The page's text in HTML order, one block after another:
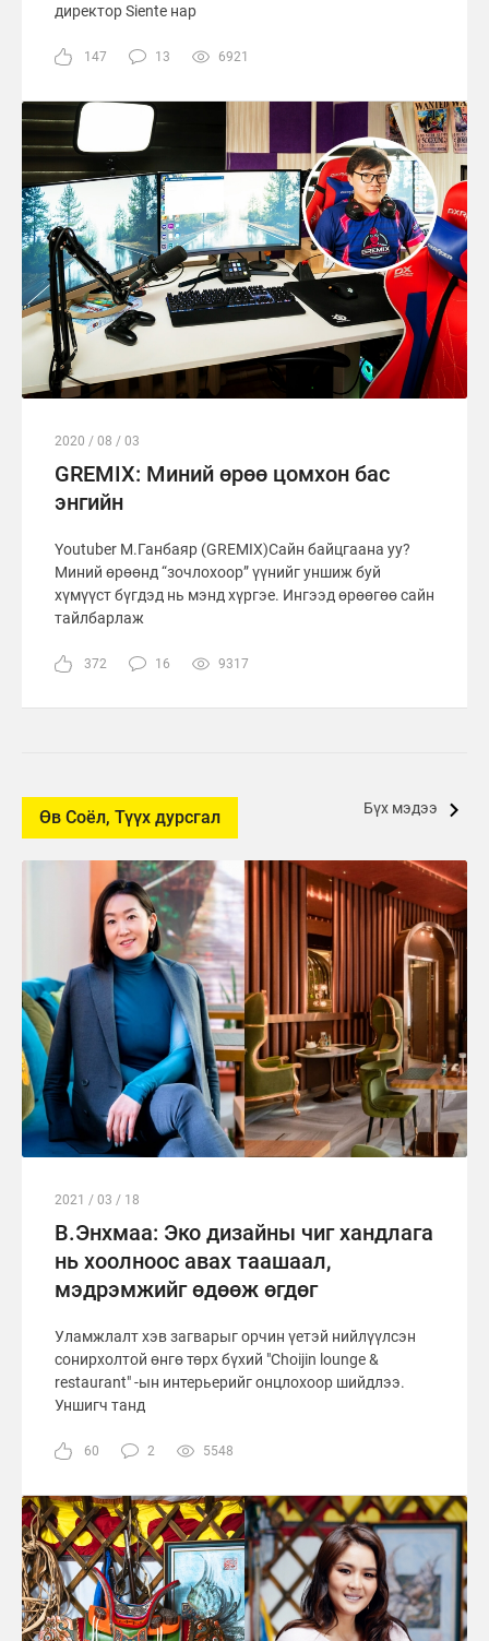
директор Siente нар
147 13 6921
2020 / 08 / 03
GREMIX: Миний өрөө цомхон бас
энгийн
Youtuber М.Ганбаяр (GREMIX)Сайн байцгаана уу?
Миний өрөөнд “зочлохоор” үүнийг уншиж буй
хүмүүст бүгдэд нь мэнд хүргэе. Ингээд өрөөгөө сайн
тайлбарлаж
372 16 9317
Өв Соёл, Түүх дурсгал Бүх мэдээ
2021 / 03 / 18
В.Энхмаа: Эко дизайны чиг хандлага
нь хоолноос авах таашаал,
мэдрэмжийг өдөөж өгдөг
Уламжлалт хэв загварыг орчин үетэй нийлүүлсэн
сонирхолтой өнгө төрх бүхий "Choijin lounge &
restaurant" -ын интерьерийг онцлохоор шийдлээ.
Уншигч танд
60 2 5548